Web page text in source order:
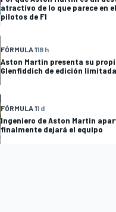
atractivo de lo que parece en
pilotos de F1
FÓRMULA 118 h
Aston Martin presenta su
Glenfiddich de edición limitada
FÓRMULA 11 d
Ingeniero de Aston Martin
finalmente dejará el equipo